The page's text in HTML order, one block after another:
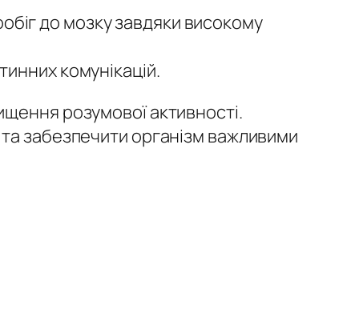
до мозку завдяки високому
комунікацій.
розумової активності.
забезпечити організм важливими